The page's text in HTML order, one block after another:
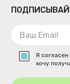
Я
хочу